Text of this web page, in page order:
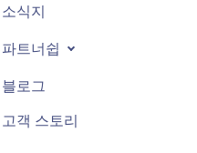
소식지
파트너쉽
블로그
고객 스토리